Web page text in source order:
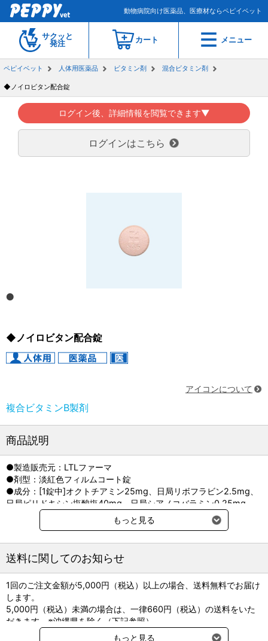
動物病院向け医薬品、医療材ならペピイベット
サクッと
発注
カート メニュー
ペピイベット 人体用医薬品 ビタミン剤 混合ビタミン剤
◆ノイロビタン配合錠
ログイン後、詳細情報を閲覧できます▼
ログインはこちら
◆ノイロビタン配合錠
アイコンについて
複合ビタミンB製剤
商品説明
●製造販売元：LTLファーマ
●剤型：淡紅色フィルムコート錠
●成分：[1錠中]オクトチアミン25mg、日局リボフラビン2.5mg、
日局ピリドキシン塩酸塩40mg、日局シアノコバラミン0.25mg
●貯法：室温保存
〔開封後は湿気を避けて保存すること。〕
もっと見る
送料に関してのお知らせ
1回のご注文金額が5,000円（税込）以上の場合、送料無料でお届け
します。
5,000円（税込）未満の場合は、一律660円（税込）の送料をいた
だきます。※沖縄県を除く（下記参照）
※2017年11月14日（火）より沖縄県へのお届けにつきましては、1
もっと見る